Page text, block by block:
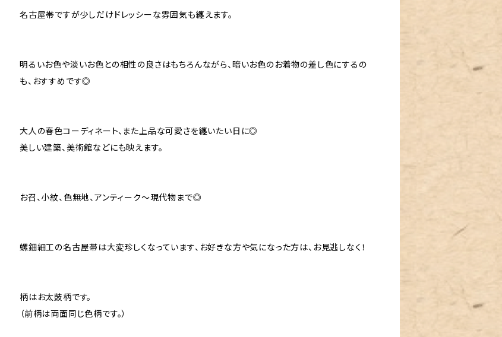
名古屋帯ですが少しだけドレッシーな雰囲気も纏えます。
明るいお色や淡いお色との相性の良さはもちろんながら、暗いお色のお着物の差し色にするの
も、おすすめです◎
大人の春色コーディネート、また上品な可愛さを纏いたい日に◎
美しい建築、美術館などにも映えます。
お召、小紋、色無地、アンティーク〜現代物まで◎
螺鈿細工の名古屋帯は大変珍しくなっています、お好きな方や気になった方は、お見逃しなく！
柄はお太鼓柄です。
（前柄は両面同じ色柄です。）